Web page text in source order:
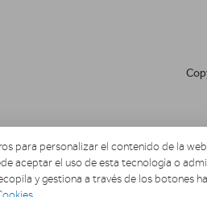
para personalizar el contenido de la
aceptar el uso de esta tecnología o
y gestiona a través de los botones